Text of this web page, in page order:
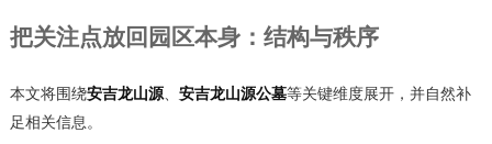
把关注点放回园区本身：结构与秩序
本文将围绕安吉龙山源、 安吉龙山源公墓等关键维度展开，并自然补
足相关信息。